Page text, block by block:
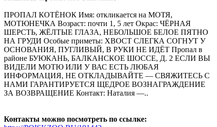
ПРОПАЛ КОТЁНОК Имя: откликается на МОТЯ,
МОТЮНЕЧКА Возраст: почти 1, 5 лет Окрас: ЧЁРНАЯ
ШЕРСТЬ, ЖЁЛТЫЕ ГЛАЗА, НЕБОЛЬШОЕ БЕЛОЕ ПЯТНО
НА ГРУДИ Особые приметы: ХВОСТ СЛЕГКА СОГНУТ У
ОСНОВАНИЯ, ПУГЛИВЫЙ, В РУКИ НЕ ИДЁТ Пропал в
районе БУЮКАНЬ, БАЛКАНСКОЕ ШОССЕ, Д. 2 ЕСЛИ ВЫ
ВИДЕЛИ МОТЮ ИЛИ У ВАС ЕСТЬ ЛЮБАЯ
ИНФОРМАЦИЯ, НЕ ОТКЛАДЫВАЙТЕ — СВЯЖИТЕСЬ С
НАМИ ГАРАНТИРУЕТСЯ ЩЕДРОЕ ВОЗНАГРАЖДЕНИЕ
ЗА ВОЗВРАЩЕНИЕ Контакт: Наталия —..
Контакты можно посмотреть по ссылке: